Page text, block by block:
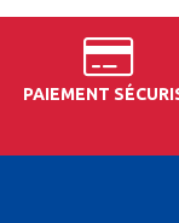
PAIEMENT